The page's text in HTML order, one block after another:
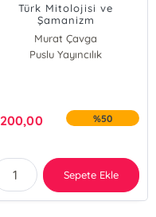
Türk Mitolojisi ve
Şamanizm
Murat Çavga
Puslu Yayıncılık
200,00 %50
Sepete Ekle